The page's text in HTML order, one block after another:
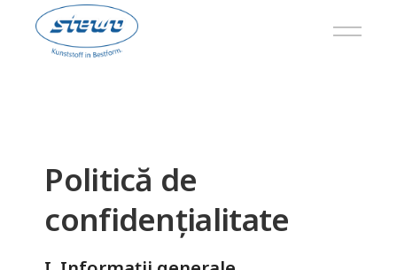
Politică de
confidențialitate